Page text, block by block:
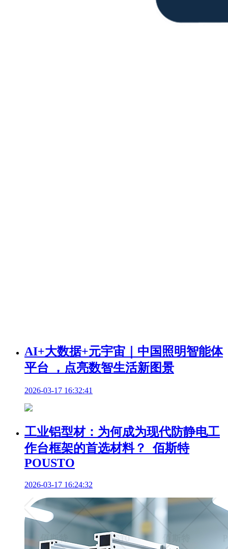
AI+大数据+元宇宙｜中国照明智能体
平台 ，点亮数智生活新图景
2026-03-17 16:32:41
工业铝型材：为何成为现代防静电工
作台框架的首选材料？_佰斯特
POUSTO
2026-03-17 16:24:32